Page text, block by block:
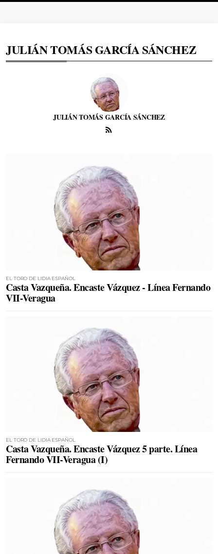
JULIÁN TOMÁS GARCÍA SÁNCHEZ
JULIÁN TOMÁS GARCÍA SÁNCHEZ
EL TORO DE LIDIA ESPAÑOL
Casta Vazqueña. Encaste Vázquez - Línea Fernando
VII-Veragua
EL TORO DE LIDIA ESPAÑOL
Casta Vazqueña. Encaste Vázquez 5 parte. Línea
Fernando VII-Veragua (I)